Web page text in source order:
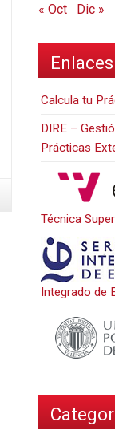
« Oct Dic »
Enlaces
Calcula tu
DIRE –
Prácticas
Técnica
Integrado de